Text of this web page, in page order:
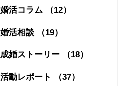
婚活コラム （12）
婚活相談 （19）
成婚ストーリー （18）
活動レポート （37）